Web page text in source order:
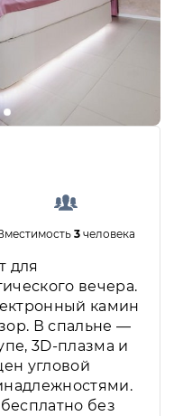
3 человека
для
вечера.
камин
В спальне —
3D-плазма и
угловой
без